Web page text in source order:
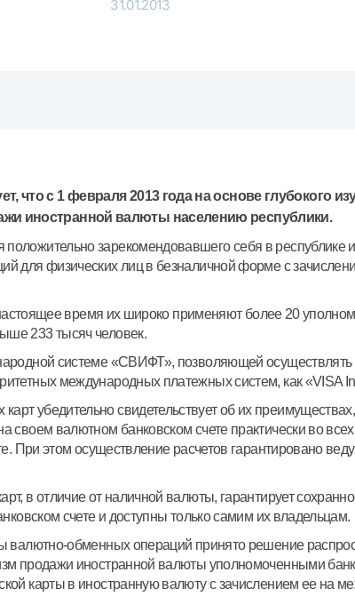
Контакт-центр
1344
31.01.2013
что с 1 февраля 2013 года на основе глубокого
иностранной валюты населению республики.
зарекомендовавшего себя в республике
для физических лиц в безналичной форме с
время их широко применяют более 20
233 тысяч человек.
системе «СВИФТ», позволяющей
международных платежных систем, как «VISA
убедительно свидетельствует об их
валютном банковском счете практически во
При этом осуществление расчетов гарантировано
в отличие от наличной валюты, гарантирует
счете и доступны только самим их владельцам.
обменных операций принято решение
продажи иностранной валюты уполномоченными
карты в иностранную валюту с зачислением ее на